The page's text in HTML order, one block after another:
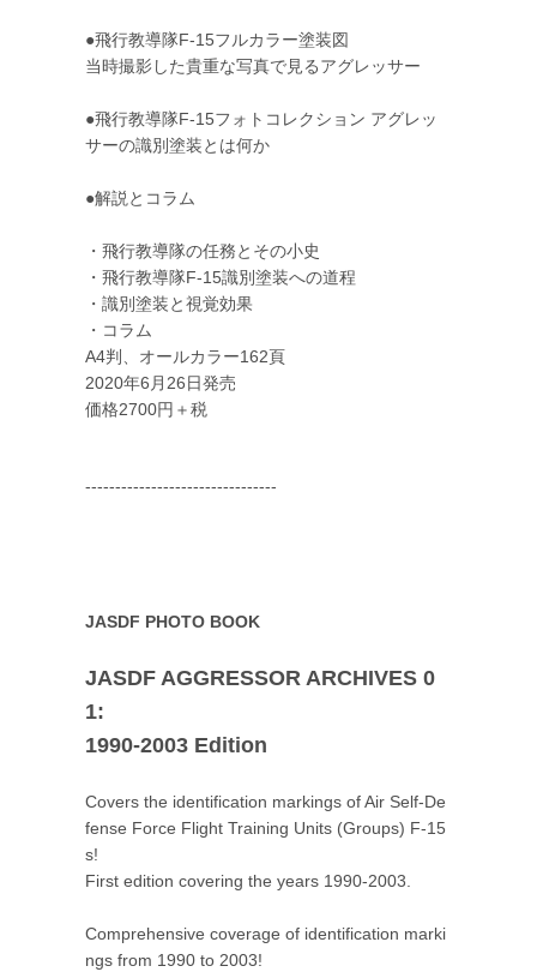
●飛行教導隊F-15フルカラー塗装図
当時撮影した貴重な写真で見るアグレッサー
●飛行教導隊F-15フォトコレクション アグレッ
サーの識別塗装とは何か
●解説とコラム
・飛行教導隊の任務とその小史
・飛行教導隊F-15識別塗装への道程
・識別塗装と視覚効果
・コラム
A4判、オールカラー162頁
2020年6月26日発売
価格2700円＋税
--------------------------------
JASDF PHOTO BOOK
JASDF AGGRESSOR ARCHIVES 0
1:
1990-2003 Edition
Covers the identification markings of Air Self-De
fense Force Flight Training Units (Groups) F-15
s!
First edition covering the years 1990-2003.
Comprehensive coverage of identification marki
ngs from 1990 to 2003!